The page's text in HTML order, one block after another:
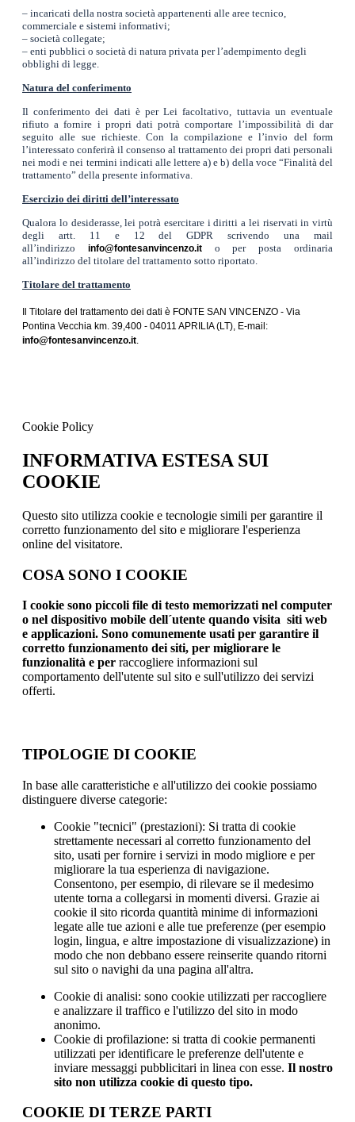
– incaricati della nostra società appartenenti alle aree tecnico,
commerciale e sistemi informativi;
– società collegate;
– enti pubblici o società di natura privata per l’adempimento degli
obblighi di legge.
Natura del conferimento
Il conferimento dei dati è per Lei facoltativo, tuttavia un eventuale
rifiuto a fornire i propri dati potrà comportare l’impossibilità di dar
seguito alle sue richieste. Con la compilazione e l’invio del form
l’interessato conferirà il consenso al trattamento dei propri dati personali
nei modi e nei termini indicati alle lettere a) e b) della voce “Finalità del
trattamento” della presente informativa.
Esercizio dei diritti dell’interessato
Qualora lo desiderasse, lei potrà esercitare i diritti a lei riservati in virtù
degli artt. 11 e 12 del GDPR scrivendo una mail
all’indirizzo info@fontesanvincenzo.ito per posta ordinaria
all’indirizzo del titolare del trattamento sotto riportato.
Titolare del trattamento
Il Titolare del trattamento dei dati è FONTE SAN VINCENZO - Via
Pontina Vecchia km. 39,400 - 04011 APRILIA (LT), E-mail:
info@fontesanvincenzo.it.
Cookie Policy
INFORMATIVA ESTESA SUI
COOKIE
Questo sito utilizza cookie e tecnologie simili per garantire il
corretto funzionamento del sito e migliorare l'esperienza
online del visitatore.
COSA SONO I COOKIE
I cookie sono piccoli file di testo memorizzati nel computer
o nel dispositivo mobile dell´utente quando visita siti web
e applicazioni. Sono comunemente usati per garantire il
corretto funzionamento dei siti, per migliorare le
funzionalità e per raccogliere informazioni sul
comportamento dell'utente sul sito e sull'utilizzo dei servizi
offerti.
TIPOLOGIE DI COOKIE
In base alle caratteristiche e all'utilizzo dei cookie possiamo
distinguere diverse categorie:
Cookie "tecnici" (prestazioni): Si tratta di cookie
strettamente necessari al corretto funzionamento del
sito, usati per fornire i servizi in modo migliore e per
migliorare la tua esperienza di navigazione.
Consentono, per esempio, di rilevare se il medesimo
utente torna a collegarsi in momenti diversi. Grazie ai
cookie il sito ricorda quantità minime di informazioni
legate alle tue azioni e alle tue preferenze (per esempio
login, lingua, e altre impostazione di visualizzazione) in
modo che non debbano essere reinserite quando ritorni
sul sito o navighi da una pagina all'altra.
Cookie di analisi: sono cookie utilizzati per raccogliere
e analizzare il traffico e l'utilizzo del sito in modo
anonimo.
Cookie di profilazione: si tratta di cookie permanenti
utilizzati per identificare le preferenze dell'utente e
inviare messaggi pubblicitari in linea con esse. Il nostro
sito non utilizza cookie di questo tipo.
COOKIE DI TERZE PARTI